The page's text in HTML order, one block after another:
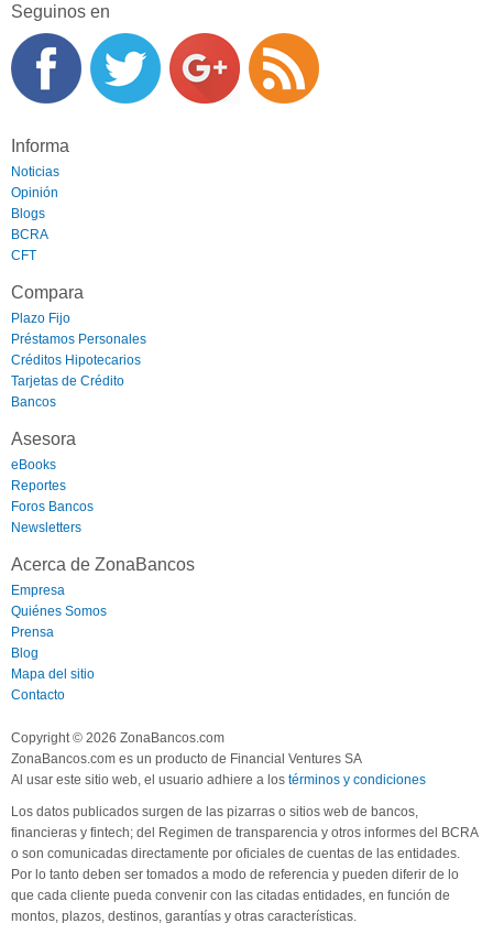
Seguinos en
Informa
Noticias
Opinión
Blogs
BCRA
CFT
Compara
Plazo Fijo
Préstamos Personales
Créditos Hipotecarios
Tarjetas de Crédito
Bancos
Asesora
eBooks
Reportes
Foros Bancos
Newsletters
Acerca de ZonaBancos
Empresa
Quiénes Somos
Prensa
Blog
Mapa del sitio
Contacto
Copyright © 2026 ZonaBancos.com
ZonaBancos.com es un producto de Financial Ventures SA
Al usar este sitio web, el usuario adhiere a los términos y condiciones
Los datos publicados surgen de las pizarras o sitios web de bancos,
financieras y fintech; del Regimen de transparencia y otros informes del BCRA
o son comunicadas directamente por oficiales de cuentas de las entidades.
Por lo tanto deben ser tomados a modo de referencia y pueden diferir de lo
que cada cliente pueda convenir con las citadas entidades, en función de
montos, plazos, destinos, garantías y otras características.